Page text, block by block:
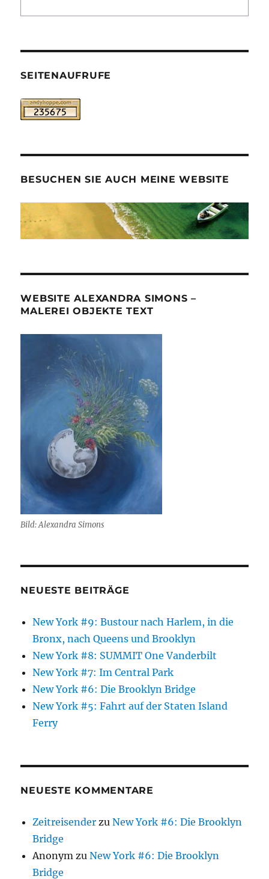
SEITENAUFRUFE
BESUCHEN SIE AUCH MEINE WEBSITE
WEBSITE ALEXANDRA SIMONS –
MALEREI OBJEKTE TEXT
Bild: Alexandra Simons
NEUESTE BEITRÄGE
New York #9: Bustour nach Harlem, in die
Bronx, nach Queens und Brooklyn
New York #8: SUMMIT One Vanderbilt
New York #7: Im Central Park
New York #6: Die Brooklyn Bridge
New York #5: Fahrt auf der Staten Island
Ferry
NEUESTE KOMMENTARE
Zeitreisender zuNew York #6: Die Brooklyn
Bridge
Anonym zuNew York #6: Die Brooklyn
Bridge